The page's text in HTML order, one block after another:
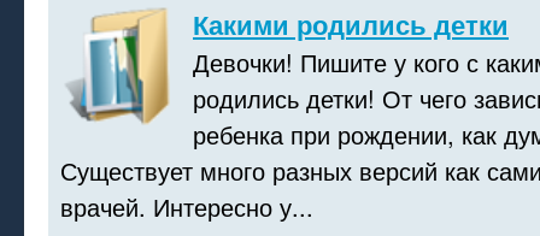
Какими родились детки
Девочки! Пишите у кого с
родились детки! От чего
ребенка при рождении, как
Существует много разных версий как
врачей. Интересно у...